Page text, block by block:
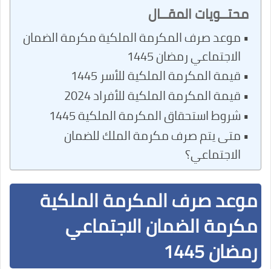
محتــويات المقــال
موعد صرف المكرمة الملكية مكرمة الضمان
الاجتماعي رمضان 1445
قيمة المكرمة الملكية للأسر 1445
قيمة المكرمة الملكية للأفراد 2024
شروط استحقاق المكرمة الملكية 1445
متى يتم صرف مكرمة الملك للضمان
الاجتماعي؟
موعد صرف المكرمة الملكية
مكرمة الضمان الاجتماعي
رمضان 1445